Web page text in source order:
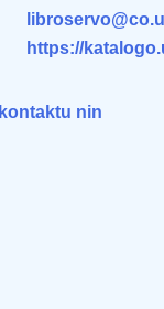
https://
kontaktu nin